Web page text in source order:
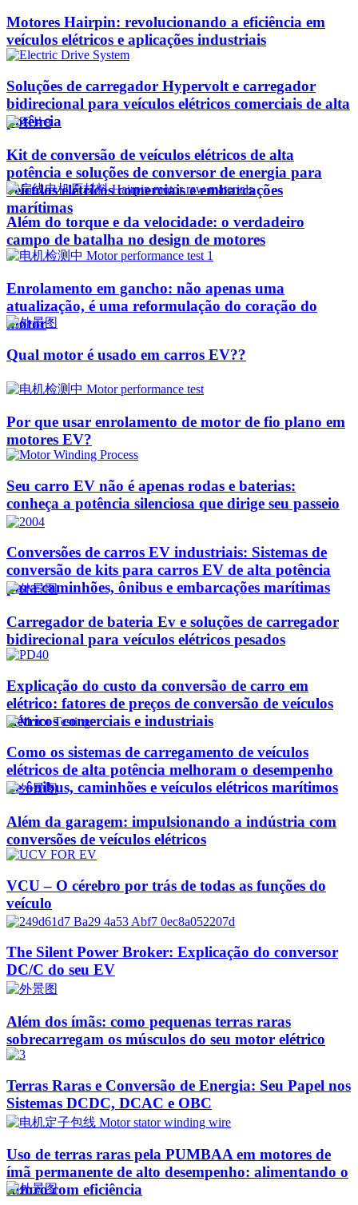
Motores Hairpin: revolucionando a eficiência em
veículos elétricos e aplicações industriais
Soluções de carregador Hypervolt e carregador
bidirecional para veículos elétricos comerciais de alta
potência
Kit de conversão de veículos elétricos de alta
potência e soluções de conversor de energia para
veículos elétricos comerciais e embarcações
marítimas
Além do torque e da velocidade: o verdadeiro
campo de batalha no design de motores
Enrolamento em gancho: não apenas uma
atualização, é uma reformulação do coração do
motor
Qual motor é usado em carros EV??
Por que usar enrolamento de motor de fio plano em
motores EV?
Seu carro EV não é apenas rodas e baterias:
conheça a potência silenciosa que dirige seu passeio
Conversões de carros EV industriais: Sistemas de
conversão de kits para carros EV de alta potência
para caminhões, ônibus e embarcações marítimas
Carregador de bateria Ev e soluções de carregador
bidirecional para veículos elétricos pesados
Explicação do custo da conversão de carro em
elétrico: fatores de preços de conversão de veículos
elétricos comerciais e industriais
Como os sistemas de carregamento de veículos
elétricos de alta potência melhoram o desempenho
de ônibus, caminhões e veículos elétricos marítimos
Além da garagem: impulsionando a indústria com
conversões de veículos elétricos
VCU – O cérebro por trás de todas as funções do
veículo
The Silent Power Broker: Explicação do conversor
DC/C do seu EV
Além dos ímãs: como pequenas terras raras
sobrecarregam os músculos do seu motor elétrico
Terras Raras e Conversão de Energia: Seu Papel nos
Sistemas DCDC, DCAC e OBC
Uso de terras raras pela PUMBAA em motores de
ímã permanente de alto desempenho: alimentando o
futuro com eficiência